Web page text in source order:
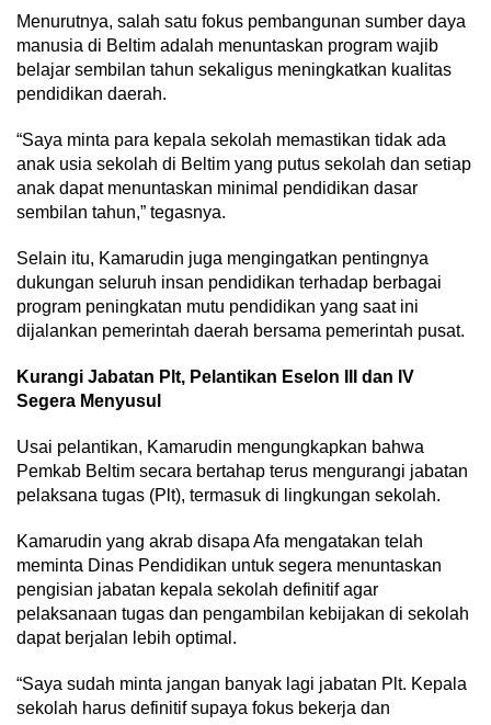
Menurutnya, salah satu fokus pembangunan sumber daya
manusia di Beltim adalah menuntaskan program wajib
belajar sembilan tahun sekaligus meningkatkan kualitas
pendidikan daerah.
“Saya minta para kepala sekolah memastikan tidak ada
anak usia sekolah di Beltim yang putus sekolah dan setiap
anak dapat menuntaskan minimal pendidikan dasar
sembilan tahun,” tegasnya.
Selain itu, Kamarudin juga mengingatkan pentingnya
dukungan seluruh insan pendidikan terhadap berbagai
program peningkatan mutu pendidikan yang saat ini
dijalankan pemerintah daerah bersama pemerintah pusat.
Kurangi Jabatan Plt, Pelantikan Eselon III dan IV
Segera Menyusul
Usai pelantikan, Kamarudin mengungkapkan bahwa
Pemkab Beltim secara bertahap terus mengurangi jabatan
pelaksana tugas (Plt), termasuk di lingkungan sekolah.
Kamarudin yang akrab disapa Afa mengatakan telah
meminta Dinas Pendidikan untuk segera menuntaskan
pengisian jabatan kepala sekolah definitif agar
pelaksanaan tugas dan pengambilan kebijakan di sekolah
dapat berjalan lebih optimal.
“Saya sudah minta jangan banyak lagi jabatan Plt. Kepala
sekolah harus definitif supaya fokus bekerja dan